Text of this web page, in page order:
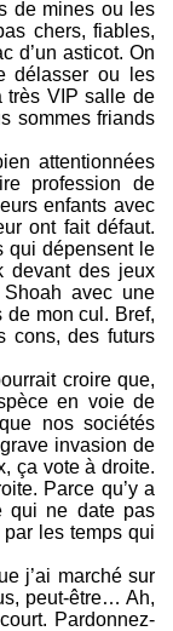
de mines ou les
chers, fiables,
d’un asticot. On
délasser ou les
très VIP salle de
sommes friands
attentionnées
profession de
enfants avec
ont fait défaut.
qui dépensent le
devant des jeux
avec une
mon cul. Bref,
cons, des futurs
croire que,
en voie de
nos sociétés
invasion de
ça vote à droite.
Parce qu’y a
qui ne date pas
les temps qui
j’ai marché sur
peut-être… Ah,
Pardonnez-